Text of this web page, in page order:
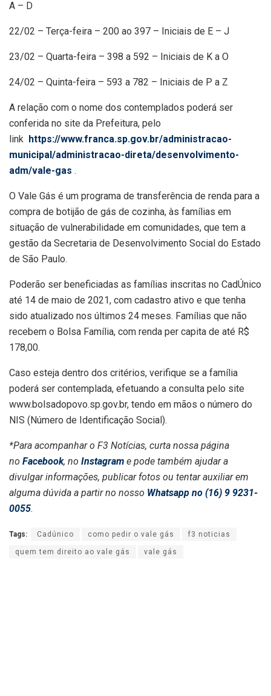
A – D
22/02 – Terça-feira – 200 ao 397 – Iniciais de E – J
23/02 – Quarta-feira – 398 a 592 – Iniciais de K a O
24/02 – Quinta-feira – 593 a 782 – Iniciais de P a Z
A relação com o nome dos contemplados poderá ser
conferida no site da Prefeitura, pelo
link https://www.franca.sp.gov.br/administracao-
municipal/administracao-direta/desenvolvimento-
adm/vale-gas .
O Vale Gás é um programa de transferência de renda para a
compra de botijão de gás de cozinha, às famílias em
situação de vulnerabilidade em comunidades, que tem a
gestão da Secretaria de Desenvolvimento Social do Estado
de São Paulo.
Poderão ser beneficiadas as famílias inscritas no CadÚnico
até 14 de maio de 2021, com cadastro ativo e que tenha
sido atualizado nos últimos 24 meses. Famílias que não
recebem o Bolsa Família, com renda per capita de até R$
178,00.
Caso esteja dentro dos critérios, verifique se a família
poderá ser contemplada, efetuando a consulta pelo site
www.bolsadopovo.sp.gov.br, tendo em mãos o número do
NIS (Número de Identificação Social).
*Para acompanhar o F3 Notícias, curta nossa página
no Facebook, no Instagram e pode também ajudar a
divulgar informações, publicar fotos ou tentar auxiliar em
alguma dúvida a partir no nosso Whatsapp no (16) 9 9231-
0055.
Tags: Cadúnico como pedir o vale gás f3 noticias
quem tem direito ao vale gás vale gás